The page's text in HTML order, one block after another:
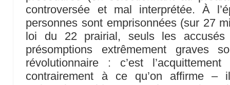
controversée et mal interprétée. À
personnes sont emprisonnées (sur 27
loi du 22 prairial, seuls les accusés
présomptions extrêmement graves
révolutionnaire : c’est
contrairement à ce qu’on affirme –